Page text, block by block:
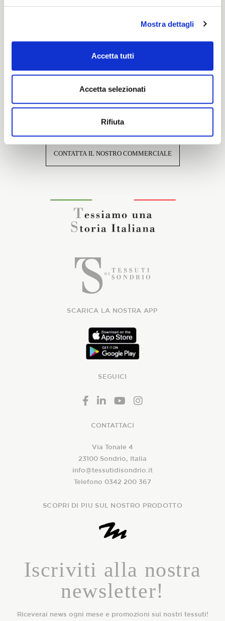
Mostra dettagli
Accetta tutti
Accetta selezionati
Rifiuta
Caratteristiche e certificazioni
Interessato a questo tessuto?
CONTATTA IL NOSTRO COMMERCIALE
SCARICA LA NOSTRA APP
SEGUICI
CONTATTACI
Via Tonale 4
23100 Sondrio, Italia
info@tessutidisondrio.it
Telefono 0342 200 367
SCOPRI DI PIU SUL NOSTRO PRODOTTO
Iscriviti alla nostra
newsletter!
Riceverai news ogni mese e promozioni sui nostri tessuti!